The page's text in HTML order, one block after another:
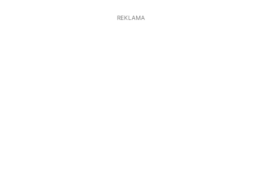
REKLAMA